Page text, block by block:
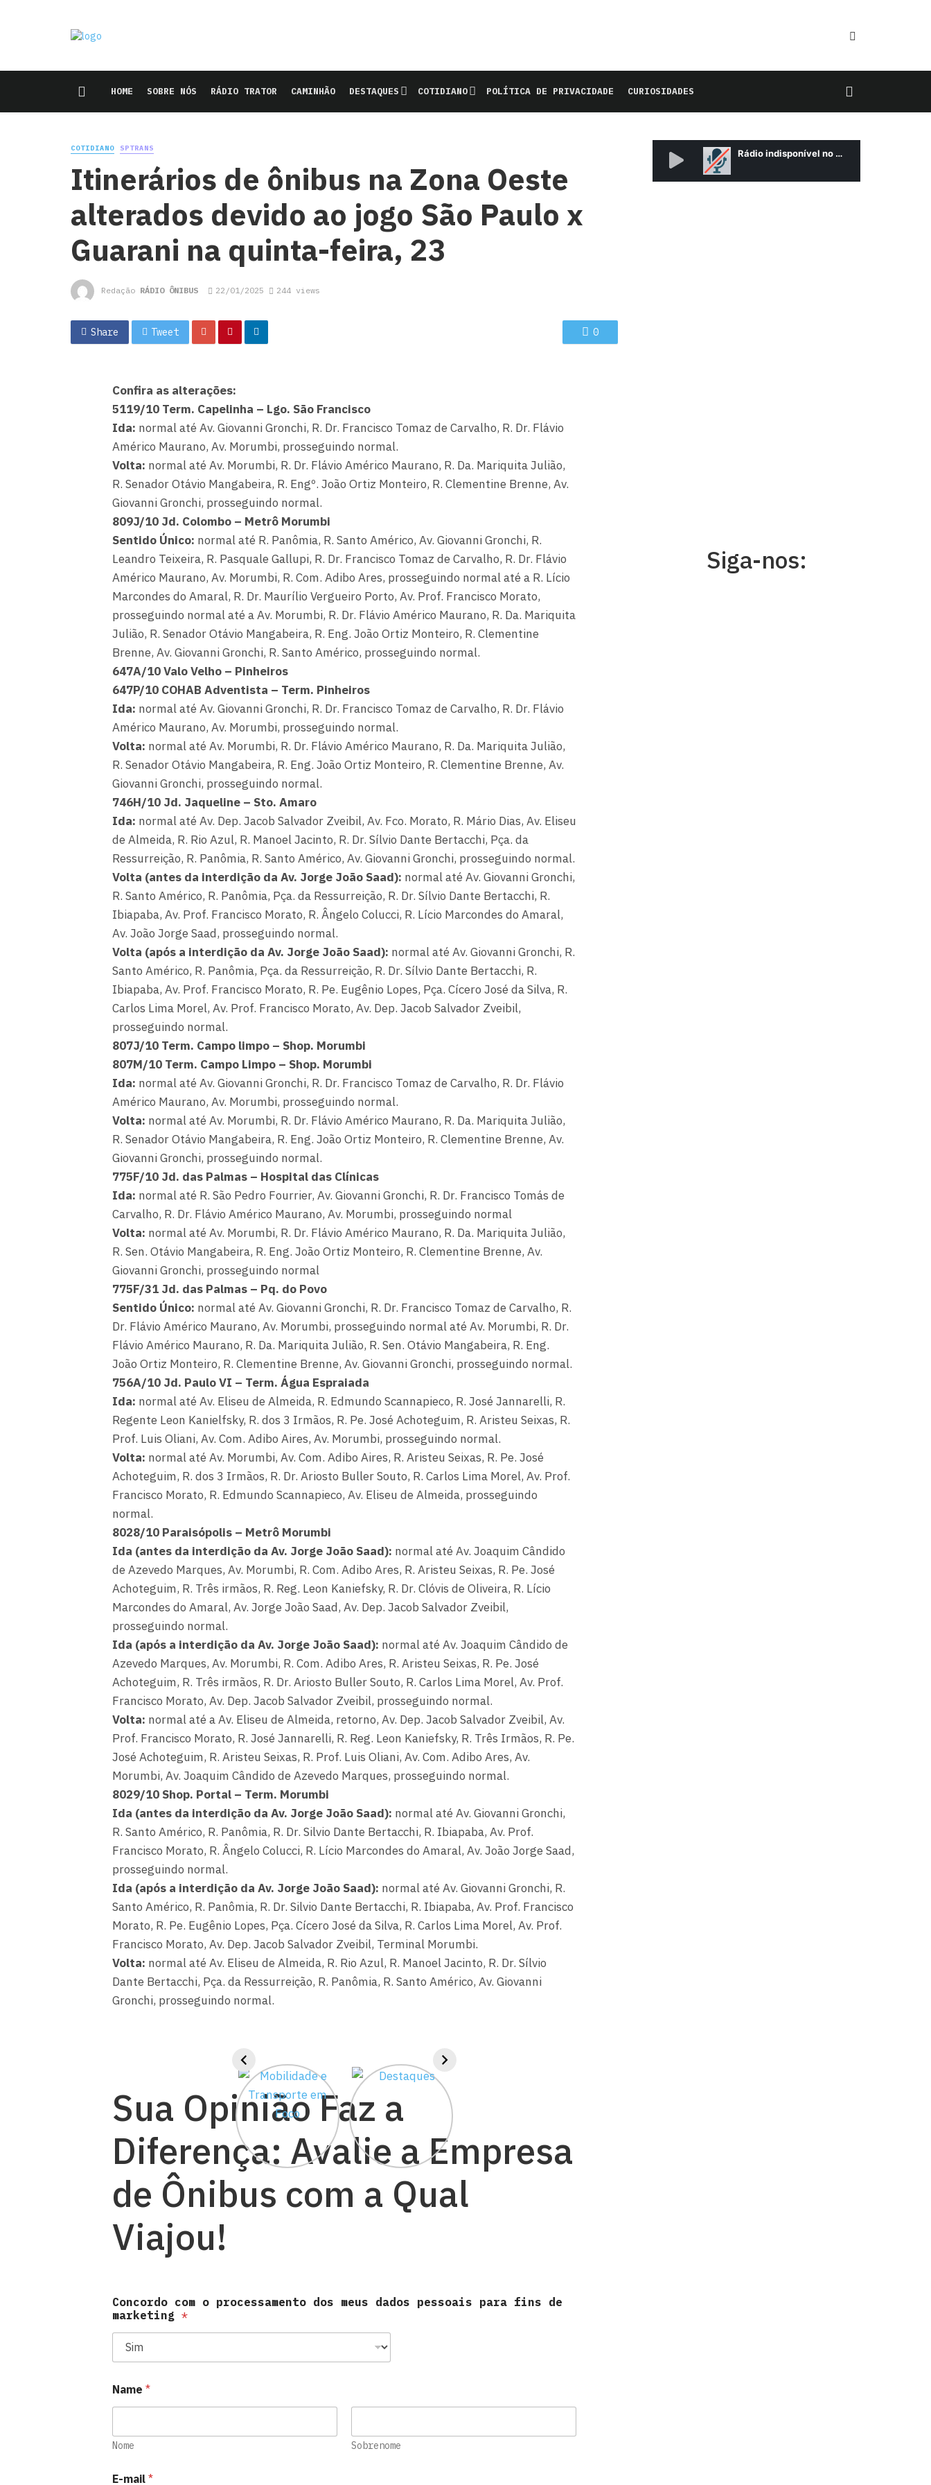
HOME SOBRE NÓS RÁDIO TRATOR CAMINHÃO DESTAQUES COTIDIANO POLÍTICA DE PRIVACIDADE CURIOSIDADES
COTIDIANO SPTRANS
Itinerários de ônibus na Zona Oeste
alterados devido ao jogo São Paulo x
Guarani na quinta-feira, 23
Redação RÁDIO ÔNIBUS 22/01/2025 244 views
Share Tweet 0
Confira as alterações:
5119/10 Term. Capelinha – Lgo. São Francisco
Ida: normal até Av. Giovanni Gronchi, R. Dr. Francisco Tomaz de Carvalho, R. Dr. Flávio
Américo Maurano, Av. Morumbi, prosseguindo normal.
Volta: normal até Av. Morumbi, R. Dr. Flávio Américo Maurano, R. Da. Mariquita Julião,
R. Senador Otávio Mangabeira, R. Engº. João Ortiz Monteiro, R. Clementine Brenne, Av.
Giovanni Gronchi, prosseguindo normal.
809J/10 Jd. Colombo – Metrô Morumbi
Sentido Único: normal até R. Panômia, R. Santo Américo, Av. Giovanni Gronchi, R.
Leandro Teixeira, R. Pasquale Gallupi, R. Dr. Francisco Tomaz de Carvalho, R. Dr. Flávio
Américo Maurano, Av. Morumbi, R. Com. Adibo Ares, prosseguindo normal até a R. Lício
Marcondes do Amaral, R. Dr. Maurílio Vergueiro Porto, Av. Prof. Francisco Morato,
prosseguindo normal até a Av. Morumbi, R. Dr. Flávio Américo Maurano, R. Da. Mariquita
Julião, R. Senador Otávio Mangabeira, R. Eng. João Ortiz Monteiro, R. Clementine
Brenne, Av. Giovanni Gronchi, R. Santo Américo, prosseguindo normal.
647A/10 Valo Velho – Pinheiros
647P/10 COHAB Adventista – Term. Pinheiros
Ida: normal até Av. Giovanni Gronchi, R. Dr. Francisco Tomaz de Carvalho, R. Dr. Flávio
Américo Maurano, Av. Morumbi, prosseguindo normal.
Volta: normal até Av. Morumbi, R. Dr. Flávio Américo Maurano, R. Da. Mariquita Julião,
R. Senador Otávio Mangabeira, R. Eng. João Ortiz Monteiro, R. Clementine Brenne, Av.
Giovanni Gronchi, prosseguindo normal.
746H/10 Jd. Jaqueline – Sto. Amaro
Ida: normal até Av. Dep. Jacob Salvador Zveibil, Av. Fco. Morato, R. Mário Dias, Av. Eliseu
de Almeida, R. Rio Azul, R. Manoel Jacinto, R. Dr. Sílvio Dante Bertacchi, Pça. da
Ressurreição, R. Panômia, R. Santo Américo, Av. Giovanni Gronchi, prosseguindo normal.
Volta (antes da interdição da Av. Jorge João Saad): normal até Av. Giovanni Gronchi,
R. Santo Américo, R. Panômia, Pça. da Ressurreição, R. Dr. Sílvio Dante Bertacchi, R.
Ibiapaba, Av. Prof. Francisco Morato, R. Ângelo Colucci, R. Lício Marcondes do Amaral,
Av. João Jorge Saad, prosseguindo normal.
Volta (após a interdição da Av. Jorge João Saad): normal até Av. Giovanni Gronchi, R.
Santo Américo, R. Panômia, Pça. da Ressurreição, R. Dr. Sílvio Dante Bertacchi, R.
Ibiapaba, Av. Prof. Francisco Morato, R. Pe. Eugênio Lopes, Pça. Cícero José da Silva, R.
Carlos Lima Morel, Av. Prof. Francisco Morato, Av. Dep. Jacob Salvador Zveibil,
prosseguindo normal.
807J/10 Term. Campo limpo – Shop. Morumbi
807M/10 Term. Campo Limpo – Shop. Morumbi
Ida: normal até Av. Giovanni Gronchi, R. Dr. Francisco Tomaz de Carvalho, R. Dr. Flávio
Américo Maurano, Av. Morumbi, prosseguindo normal.
Volta: normal até Av. Morumbi, R. Dr. Flávio Américo Maurano, R. Da. Mariquita Julião,
R. Senador Otávio Mangabeira, R. Eng. João Ortiz Monteiro, R. Clementine Brenne, Av.
Giovanni Gronchi, prosseguindo normal.
775F/10 Jd. das Palmas – Hospital das Clínicas
Ida: normal até R. São Pedro Fourrier, Av. Giovanni Gronchi, R. Dr. Francisco Tomás de
Carvalho, R. Dr. Flávio Américo Maurano, Av. Morumbi, prosseguindo normal
Volta: normal até Av. Morumbi, R. Dr. Flávio Américo Maurano, R. Da. Mariquita Julião,
R. Sen. Otávio Mangabeira, R. Eng. João Ortiz Monteiro, R. Clementine Brenne, Av.
Giovanni Gronchi, prosseguindo normal
775F/31 Jd. das Palmas – Pq. do Povo
Sentido Único: normal até Av. Giovanni Gronchi, R. Dr. Francisco Tomaz de Carvalho, R.
Dr. Flávio Américo Maurano, Av. Morumbi, prosseguindo normal até Av. Morumbi, R. Dr.
Flávio Américo Maurano, R. Da. Mariquita Julião, R. Sen. Otávio Mangabeira, R. Eng.
João Ortiz Monteiro, R. Clementine Brenne, Av. Giovanni Gronchi, prosseguindo normal.
756A/10 Jd. Paulo VI – Term. Água Espraiada
Ida: normal até Av. Eliseu de Almeida, R. Edmundo Scannapieco, R. José Jannarelli, R.
Regente Leon Kanielfsky, R. dos 3 Irmãos, R. Pe. José Achoteguim, R. Aristeu Seixas, R.
Prof. Luis Oliani, Av. Com. Adibo Aires, Av. Morumbi, prosseguindo normal.
Volta: normal até Av. Morumbi, Av. Com. Adibo Aires, R. Aristeu Seixas, R. Pe. José
Achoteguim, R. dos 3 Irmãos, R. Dr. Ariosto Buller Souto, R. Carlos Lima Morel, Av. Prof.
Francisco Morato, R. Edmundo Scannapieco, Av. Eliseu de Almeida, prosseguindo
normal.
8028/10 Paraisópolis – Metrô Morumbi
Ida (antes da interdição da Av. Jorge João Saad): normal até Av. Joaquim Cândido
de Azevedo Marques, Av. Morumbi, R. Com. Adibo Ares, R. Aristeu Seixas, R. Pe. José
Achoteguim, R. Três irmãos, R. Reg. Leon Kaniefsky, R. Dr. Clóvis de Oliveira, R. Lício
Marcondes do Amaral, Av. Jorge João Saad, Av. Dep. Jacob Salvador Zveibil,
prosseguindo normal.
Ida (após a interdição da Av. Jorge João Saad): normal até Av. Joaquim Cândido de
Azevedo Marques, Av. Morumbi, R. Com. Adibo Ares, R. Aristeu Seixas, R. Pe. José
Achoteguim, R. Três irmãos, R. Dr. Ariosto Buller Souto, R. Carlos Lima Morel, Av. Prof.
Francisco Morato, Av. Dep. Jacob Salvador Zveibil, prosseguindo normal.
Volta: normal até a Av. Eliseu de Almeida, retorno, Av. Dep. Jacob Salvador Zveibil, Av.
Prof. Francisco Morato, R. José Jannarelli, R. Reg. Leon Kaniefsky, R. Três Irmãos, R. Pe.
José Achoteguim, R. Aristeu Seixas, R. Prof. Luis Oliani, Av. Com. Adibo Ares, Av.
Morumbi, Av. Joaquim Cândido de Azevedo Marques, prosseguindo normal.
8029/10 Shop. Portal – Term. Morumbi
Ida (antes da interdição da Av. Jorge João Saad): normal até Av. Giovanni Gronchi,
R. Santo Américo, R. Panômia, R. Dr. Silvio Dante Bertacchi, R. Ibiapaba, Av. Prof.
Francisco Morato, R. Ângelo Colucci, R. Lício Marcondes do Amaral, Av. João Jorge Saad,
prosseguindo normal.
Ida (após a interdição da Av. Jorge João Saad): normal até Av. Giovanni Gronchi, R.
Santo Américo, R. Panômia, R. Dr. Silvio Dante Bertacchi, R. Ibiapaba, Av. Prof. Francisco
Morato, R. Pe. Eugênio Lopes, Pça. Cícero José da Silva, R. Carlos Lima Morel, Av. Prof.
Francisco Morato, Av. Dep. Jacob Salvador Zveibil, Terminal Morumbi.
Volta: normal até Av. Eliseu de Almeida, R. Rio Azul, R. Manoel Jacinto, R. Dr. Sílvio
Dante Bertacchi, Pça. da Ressurreição, R. Panômia, R. Santo Américo, Av. Giovanni
Gronchi, prosseguindo normal.
Sua Opinião Faz a
Diferença: Avalie a Empresa
de Ônibus com a Qual
Viajou!
Concordo com o processamento dos meus dados pessoais para fins de
marketing *
Name *
Nome Sobrenome
E-mail *
Siga-nos: